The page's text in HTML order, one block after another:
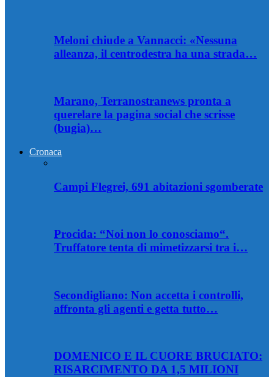
Meloni chiude a Vannacci: «Nessuna
alleanza, il centrodestra ha una strada…
Marano, Terranostranews pronta a
querelare la pagina social che scrisse
(bugia)…
Cronaca
Campi Flegrei, 691 abitazioni sgomberate
Procida: “Noi non lo conosciamo“.
Truffatore tenta di mimetizzarsi tra i…
Secondigliano: Non accetta i controlli,
affronta gli agenti e getta tutto…
DOMENICO E IL CUORE BRUCIATO:
RISARCIMENTO DA 1,5 MILIONI